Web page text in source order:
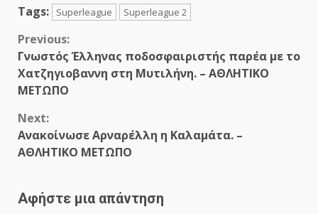
Tags: Superleague Superleague 2
Continue
Reading
Previous:
Γνωστός Έλληνας ποδοσφαιριστής παρέα με το
Χατζηγιοβαννη στη Μυτιλήνη. – ΑΘΛΗΤΙΚΟ
ΜΕΤΩΠΟ
Next:
Ανακοίνωσε Αρναρέλλη η Καλαμάτα. –
ΑΘΛΗΤΙΚΟ ΜΕΤΩΠΟ
Αφήστε μια απάντηση